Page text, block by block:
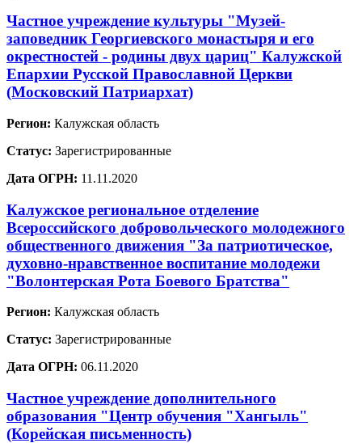
Частное учреждение культуры "Музей-
заповедник Георгиевского монастыря и его
окрестностей - родины двух цариц" Калужской
Епархии Русской Православной Церкви
(Московский Патриархат)
Регион: Калужская область
Статус: Зарегистрированные
Дата ОГРН: 11.11.2020
Калужское региональное отделение
Всероссийского добровольческого молодежного
общественного движения "За патриотическое,
духовно-нравственное воспитание молодежи
"Волонтерская Рота Боевого Братства"
Регион: Калужская область
Статус: Зарегистрированные
Дата ОГРН: 06.11.2020
Частное учреждение дополнительного
образования "Центр обучения "Хангыль"
(Корейская письменность)